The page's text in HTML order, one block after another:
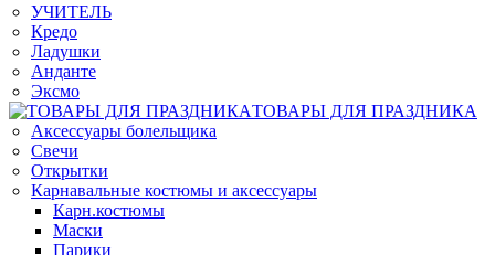
УЧИТЕЛЬ
Кредо
Ладушки
Анданте
Эксмо
ТОВАРЫ ДЛЯ ПРАЗДНИКА
Аксессуары болельщика
Свечи
Открытки
Карнавальные костюмы и аксессуары
Карн.костюмы
Маски
Парики